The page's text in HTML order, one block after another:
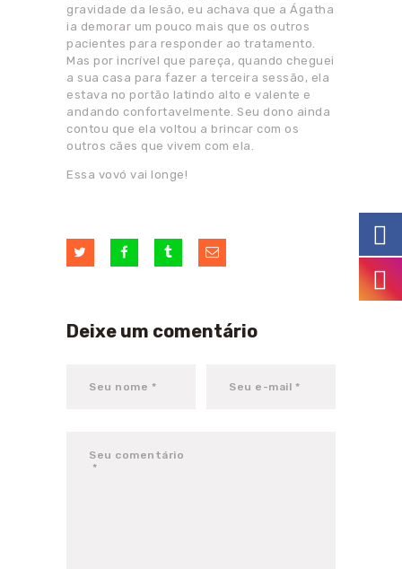
gravidade da lesão, eu achava que a Ágatha
ia demorar um pouco mais que os outros
pacientes para responder ao tratamento.
Mas por incrível que pareça, quando cheguei
a sua casa para fazer a terceira sessão, ela
estava no portão latindo alto e valente e
andando confortavelmente. Seu dono ainda
contou que ela voltou a brincar com os
outros cães que vivem com ela.
Essa vovó vai longe!
Deixe um comentário